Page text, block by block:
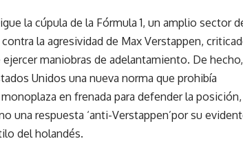
la cúpula de la Fórmula 1, un amplio sector
la agresividad de Max Verstappen,
maniobras de adelantamiento. De
Unidos una nueva norma que prohibía
en frenada para defender la
una respuesta ‘anti-Verstappen’por su
del holandés.